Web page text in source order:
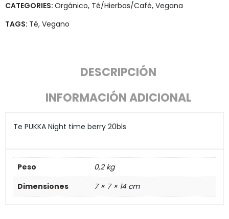
CATEGORIES: Orgánico, Té/Hierbas/Café, Vegana
TAGS: Té, Vegano
DESCRIPCIÓN
INFORMACIÓN ADICIONAL
Te PUKKA Night time berry 20bls
Peso
0,2 kg
Dimensiones
7 × 7 × 14 cm